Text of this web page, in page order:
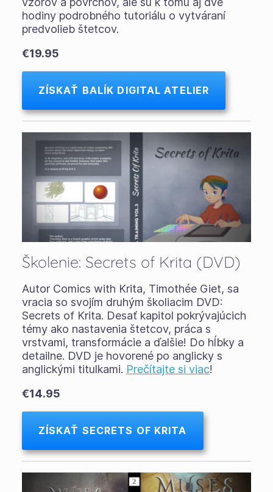
hodiny podrobného tutoriálu o vytváraní
predvolieb štetcov.
€19.95
ZÍSKAŤ BALÍK DIGITAL ATELIER
Školenie: Secrets of Krita (DVD)
Autor Comics with Krita, Timothée Giet, sa
vracia so svojím druhým školiacim DVD:
Secrets of Krita. Desať kapitol pokrývajúcich
témy ako nastavenia štetcov, práca s
vrstvami, transformácie a ďalšie! Do hĺbky a
detailne. DVD je hovorené po anglicky s
anglickými titulkami. Prečítajte si viac!
€14.95
ZÍSKAŤ SECRETS OF KRITA